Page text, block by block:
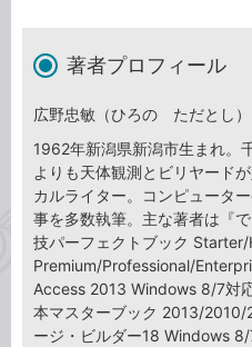
著者プロフィール
広野忠敏（ひろの ただとし）
1962年新潟県新潟市生まれ。
よりも天体観測とビリヤード
カルライター。コンピュータ
事を多数執筆。主な著者は『
技パーフェクトブック
Premium/Professional/
Access 2013 Windows 8/7対
本マスターブック 2013/
ージ・ビルダー18 Windows